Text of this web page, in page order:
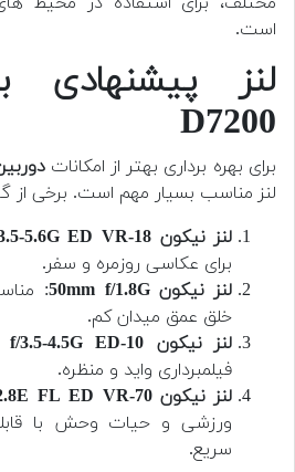
است.
لنز پیشنهادی
D7200
برای بهره برداری بهتر از امکانات
لنز مناسب بسیار مهم است. برخی از
لنز نیکون 18-140mm f/3.5-5.6G ED VR
برای عکاسی روزمره و سفر.
لنز نیکون 50mm f/1.8G
:
خلق عمق میدان کم.
لنز نیکون 10-24mm f/3.5-4.5G ED
فیلمبرداری واید و منظره.
لنز نیکون 70-200mm f/2.8E FL ED VR
ورزشی و حیات وحش با
سریع.